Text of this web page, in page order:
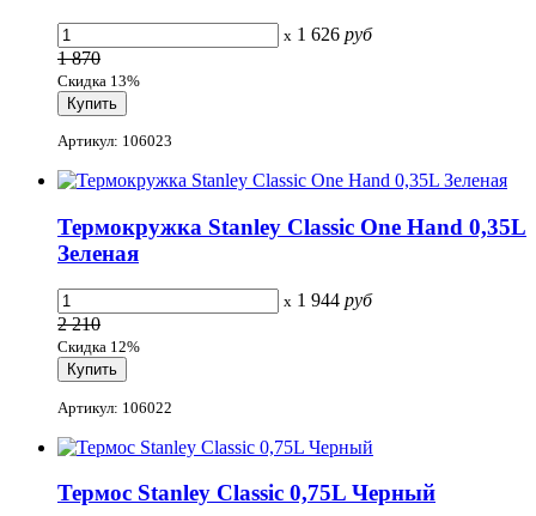
x 1 626 руб
1 870
Скидка 13%
Артикул: 106023
Термокружка Stanley Classic One Hand 0,35L
Зеленая
x 1 944 руб
2 210
Скидка 12%
Артикул: 106022
Термос Stanley Classic 0,75L Черный